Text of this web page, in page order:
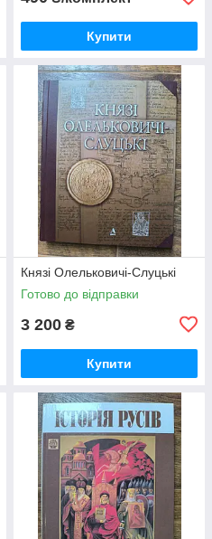
Купити
Князі Олельковичі-Слуцькі
Готово до відправки
3 200 ₴
Купити